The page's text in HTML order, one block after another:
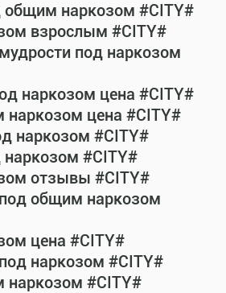
общим наркозом #CITY#
взрослым #CITY#
под наркозом
наркозом цена #CITY#
цена #CITY#
наркозом #CITY#
наркозом #CITY#
отзывы #CITY#
общим наркозом
цена #CITY#
наркозом #CITY#
#CITY#